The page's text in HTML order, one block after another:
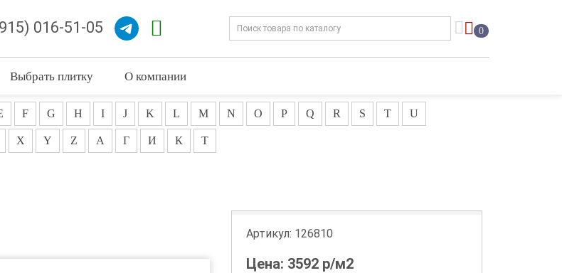
016-51-05 0
Выбрать плитку О компании
F G H I J K L M N O P Q R S T U
X Y Z А Г И К Т
Артикул: 126810
Цена: 3592р/м2